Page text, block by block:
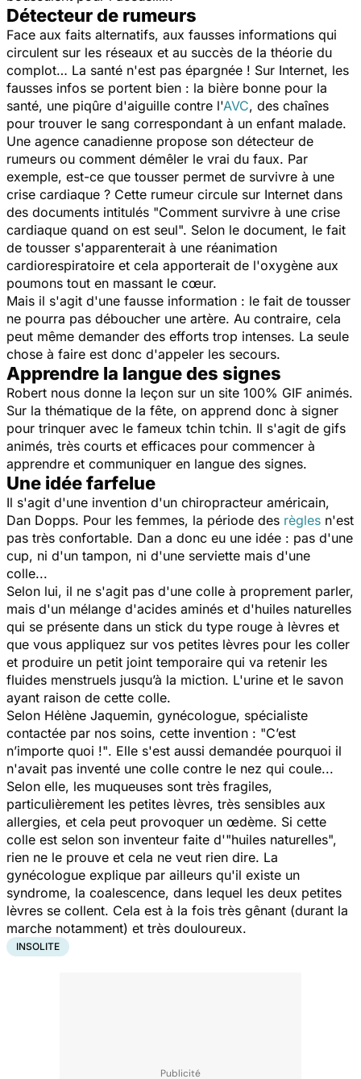
Détecteur de rumeurs
Face aux faits alternatifs, aux fausses informations qui
circulent sur les réseaux et au succès de la théorie du
complot… La santé n'est pas épargnée ! Sur Internet, les
fausses infos se portent bien : la bière bonne pour la
santé, une piqûre d'aiguille contre l'AVC, des chaînes
pour trouver le sang correspondant à un enfant malade.
Une agence canadienne propose son détecteur de
rumeurs ou comment démêler le vrai du faux. Par
exemple, est-ce que tousser permet de survivre à une
crise cardiaque ? Cette rumeur circule sur Internet dans
des documents intitulés "Comment survivre à une crise
cardiaque quand on est seul". Selon le document, le fait
de tousser s'apparenterait à une réanimation
cardiorespiratoire et cela apporterait de l'oxygène aux
poumons tout en massant le cœur.
Mais il s'agit d'une fausse information : le fait de tousser
ne pourra pas déboucher une artère. Au contraire, cela
peut même demander des efforts trop intenses. La seule
chose à faire est donc d'appeler les secours.
Apprendre la langue des signes
Robert nous donne la leçon sur un site 100% GIF animés.
Sur la thématique de la fête, on apprend donc à signer
pour trinquer avec le fameux tchin tchin. Il s'agit de gifs
animés, très courts et efficaces pour commencer à
apprendre et communiquer en langue des signes.
Une idée farfelue
Il s'agit d'une invention d'un chiropracteur américain,
Dan Dopps. Pour les femmes, la période des règles n'est
pas très confortable. Dan a donc eu une idée : pas d'une
cup, ni d'un tampon, ni d'une serviette mais d'une
colle...
Selon lui, il ne s'agit pas d'une colle à proprement parler,
mais d'un mélange d'acides aminés et d'huiles naturelles
qui se présente dans un stick du type rouge à lèvres et
que vous appliquez sur vos petites lèvres pour les coller
et produire un petit joint temporaire qui va retenir les
fluides menstruels jusqu’à la miction. L'urine et le savon
ayant raison de cette colle.
Selon Hélène Jaquemin, gynécologue, spécialiste
contactée par nos soins, cette invention : "C’est
n’importe quoi !". Elle s'est aussi demandée pourquoi il
n'avait pas inventé une colle contre le nez qui coule...
Selon elle, les muqueuses sont très fragiles,
particulièrement les petites lèvres, très sensibles aux
allergies, et cela peut provoquer un œdème. Si cette
colle est selon son inventeur faite d'"huiles naturelles",
rien ne le prouve et cela ne veut rien dire. La
gynécologue explique par ailleurs qu'il existe un
syndrome, la coalescence, dans lequel les deux petites
lèvres se collent. Cela est à la fois très gênant (durant la
marche notamment) et très douloureux.
INSOLITE